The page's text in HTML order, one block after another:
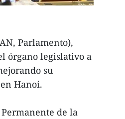
Parlamento),
órgano legislativo a
su
Hanoi.
de la